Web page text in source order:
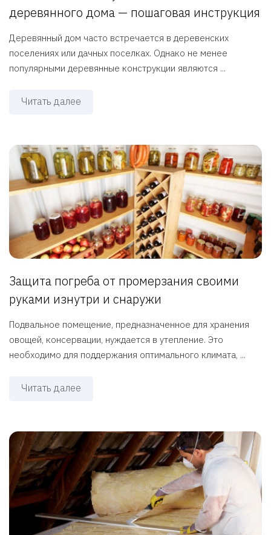
деревянного дома — пошаговая инструкция
Деревянный дом часто встречается в деревенских
поселениях или дачных поселках. Однако не менее
популярными деревянные конструкции являются ...
Читать далее
Защита погреба от промерзания своими
руками изнутри и снаружи
Подвальное помещение, предназначенное для хранения
овощей, консервации, нуждается в утепление. Это
необходимо для поддержания оптимального климата, ...
Читать далее